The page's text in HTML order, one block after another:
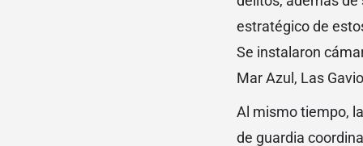
estratégico de
Se instalaron
Mar Azul, Las
Al mismo tiempo,
de guardia